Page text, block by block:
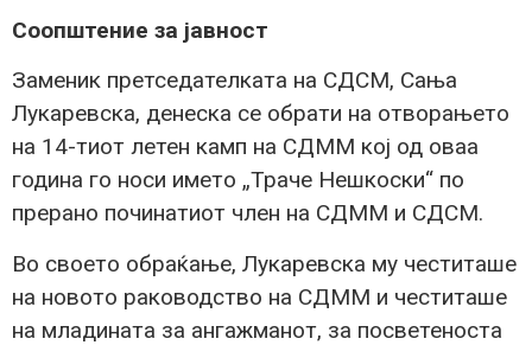
Соопштение за јавност
Заменик претседателката на СДСМ, Сања
Лукаревска, денеска се обрати на отворањето
на 14-тиот летен камп на СДММ кој од оваа
година го носи името „Траче Нешкоски“ по
прерано починатиот член на СДММ и СДСМ.
Во своето обраќање, Лукаревска му честиташе
на новото раководство на СДММ и честиташе
на младината за ангажманот, за посветеноста